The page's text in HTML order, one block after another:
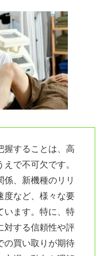
握することは、高
で不可欠です。
係、新機種のリリ
度など、様々な要
います。特に、特
対する信頼性や評
の買い取りが期待